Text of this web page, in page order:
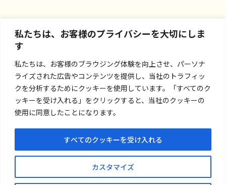
私たちは、お客様のプライバシーを大切にしま
す
私たちは、お客様のブラウジング体験を向上させ、パーソナ
ライズされた広告やコンテンツを提供し、当社のトラフィッ
クを分析するためにクッキーを使用しています。「すべてのク
ッキーを受け入れる」をクリックすると、当社のクッキーの
使用に同意したことになります。
カスタマイズ
すべてのクッキーを受け入れる
お問い合わせ
プライバシーポリシー